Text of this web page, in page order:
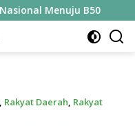
Menuju B50
, Rakyat Daerah, Rakyat